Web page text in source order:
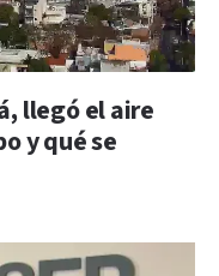
llegó el aire
y qué se